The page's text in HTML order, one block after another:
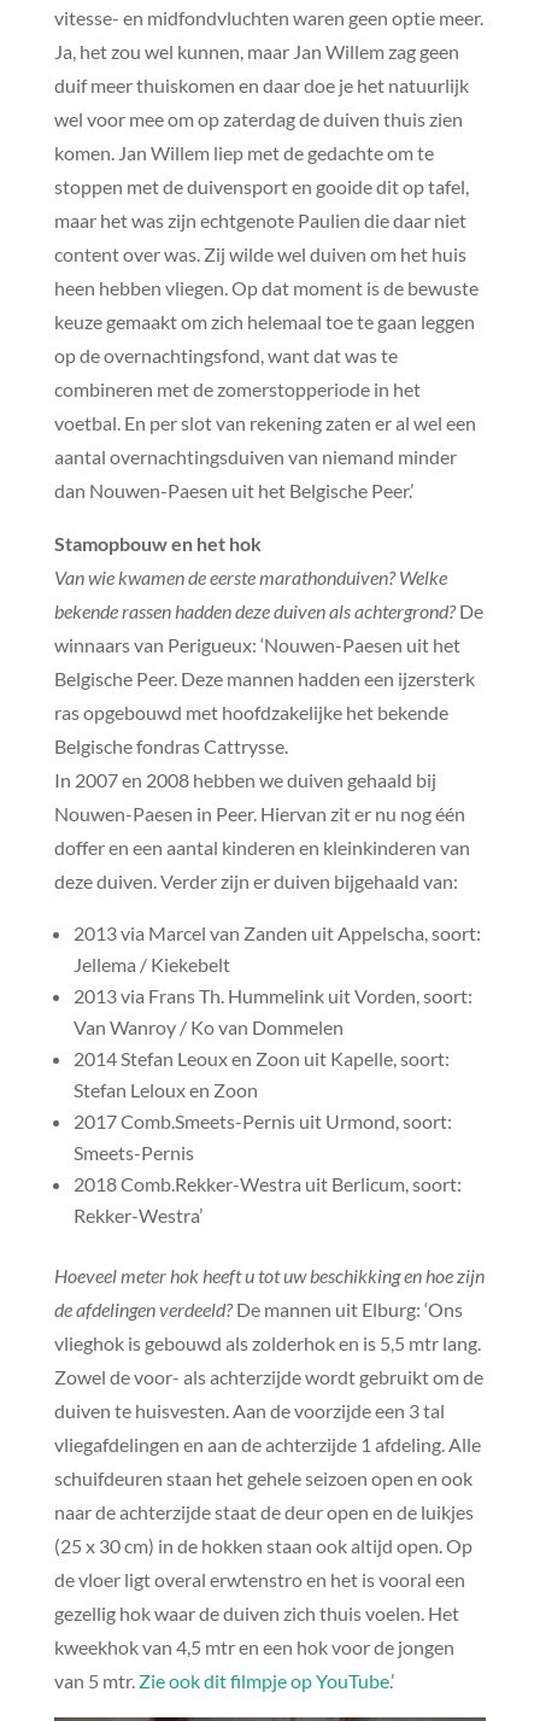
vitesse- en midfondvluchten waren geen optie meer.
Ja, het zou wel kunnen, maar Jan Willem zag geen
duif meer thuiskomen en daar doe je het natuurlijk
wel voor mee om op zaterdag de duiven thuis zien
komen. Jan Willem liep met de gedachte om te
stoppen met de duivensport en gooide dit op tafel,
maar het was zijn echtgenote Paulien die daar niet
content over was. Zij wilde wel duiven om het huis
heen hebben vliegen. Op dat moment is de bewuste
keuze gemaakt om zich helemaal toe te gaan leggen
op de overnachtingsfond, want dat was te
combineren met de zomerstopperiode in het
voetbal. En per slot van rekening zaten er al wel een
aantal overnachtingsduiven van niemand minder
dan Nouwen-Paesen uit het Belgische Peer.’
Stamopbouw en het hok
Van wie kwamen de eerste marathonduiven? Welke
bekende rassen hadden deze duiven als achtergrond?De
winnaars van Perigueux: ‘Nouwen-Paesen uit het
Belgische Peer. Deze mannen hadden een ijzersterk
ras opgebouwd met hoofdzakelijke het bekende
Belgische fondras Cattrysse.
In 2007 en 2008 hebben we duiven gehaald bij
Nouwen-Paesen in Peer. Hiervan zit er nu nog één
doffer en een aantal kinderen en kleinkinderen van
deze duiven. Verder zijn er duiven bijgehaald van:
2013 via Marcel van Zanden uit Appelscha, soort:
Jellema / Kiekebelt
2013 via Frans Th. Hummelink uit Vorden, soort:
Van Wanroy / Ko van Dommelen
2014 Stefan Leoux en Zoon uit Kapelle, soort:
Stefan Leloux en Zoon
2017 Comb.Smeets-Pernis uit Urmond, soort:
Smeets-Pernis
2018 Comb.Rekker-Westra uit Berlicum, soort:
Rekker-Westra’
Hoeveel meter hok heeft u tot uw beschikking en hoe zijn
de afdelingen verdeeld?De mannen uit Elburg: ‘Ons
vlieghok is gebouwd als zolderhok en is 5,5 mtr lang.
Zowel de voor- als achterzijde wordt gebruikt om de
duiven te huisvesten. Aan de voorzijde een 3 tal
vliegafdelingen en aan de achterzijde 1 afdeling. Alle
schuifdeuren staan het gehele seizoen open en ook
naar de achterzijde staat de deur open en de luikjes
(25 x 30 cm) in de hokken staan ook altijd open. Op
de vloer ligt overal erwtenstro en het is vooral een
gezellig hok waar de duiven zich thuis voelen. Het
kweekhok van 4,5 mtr en een hok voor de jongen
van 5 mtr. Zie ook dit filmpje op YouTube.’